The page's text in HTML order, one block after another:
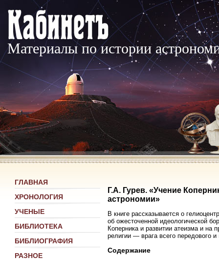
Материалы по истории
ГЛАВНАЯ
ХРОНОЛОГИЯ
УЧЕНЫЕ
БИБЛИОТЕКА
БИБЛИОГРАФИЯ
РАЗНОЕ
Г.А. Гурев. «Учение
астрономии»
В книге рассказывается о
об ожесточенной идеологической
Коперника и развитии атеизма и на
религии — врага всего передового и
Содержание